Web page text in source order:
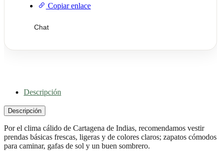
Copiar enlace
Chat
Descripción
Descripción
Por el clima cálido de Cartagena de Indias, recomendamos vestir
prendas básicas frescas, ligeras y de colores claros; zapatos cómodos
para caminar, gafas de sol y un buen sombrero.